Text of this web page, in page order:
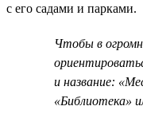
с его садами и парками.
Чтобы в
и название:
«Библиотека»